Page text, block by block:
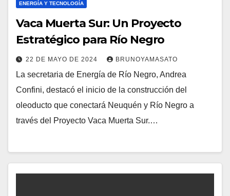
ENERGÍA Y TECNOLOGÍA
Vaca Muerta Sur: Un Proyecto
Estratégico para Río Negro
22 DE MAYO DE 2024 BRUNOYAMASATO
La secretaria de Energía de Río Negro, Andrea
Confini, destacó el inicio de la construcción del
oleoducto que conectará Neuquén y Río Negro a
través del Proyecto Vaca Muerta Sur.…